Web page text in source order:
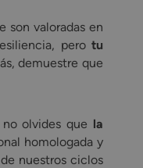
son valoradas en
pero tu
demuestre que
olvides que la
homologada y
nuestros ciclos